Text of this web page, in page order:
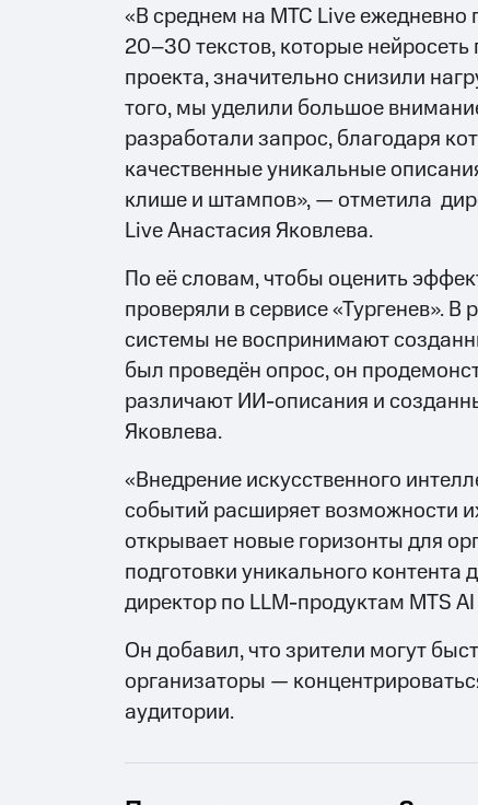
«В среднем на МТС Live
20–30 текстов, которые
проекта, значительно снизили
того, мы уделили большое
разработали запрос, благодаря
качественные уникальные
клише и штампов», — отметила
Live Анастасия Яковлева.
По её словам, чтобы оценить
проверяли в сервисе «Тургенев».
системы не воспринимают
был проведён опрос, он
различают ИИ-описания и
Яковлева.
«Внедрение искусственного
событий расширяет возможности
открывает новые горизонты для
подготовки уникального
директор по LLM-продуктам MTS
Он добавил, что зрители могут
организаторы —
аудитории.